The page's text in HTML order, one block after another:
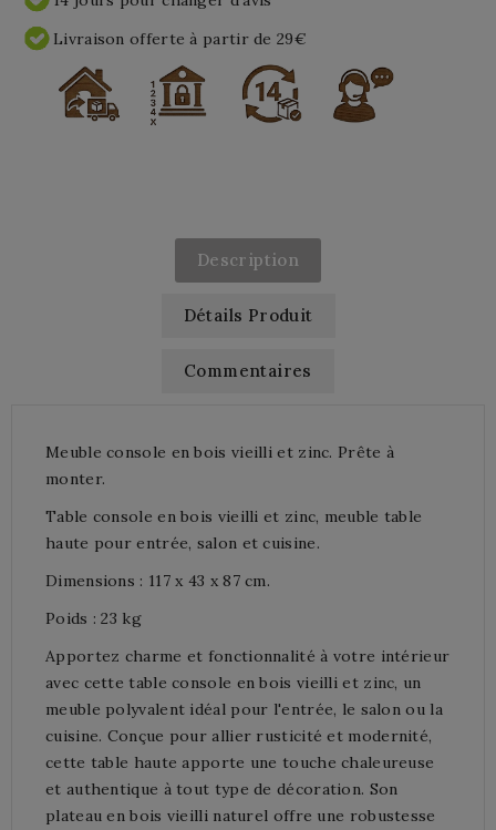
Livraison offerte à partir de 29€
Description
Détails Produit
Commentaires
Meuble console en bois vieilli et zinc. Prête à
monter.
Table console en bois vieilli et zinc, meuble table
haute pour entrée, salon et cuisine.
Dimensions : 117 x 43 x 87 cm.
Poids : 23 kg
Apportez charme et fonctionnalité à votre intérieur
avec cette table console en bois vieilli et zinc, un
meuble polyvalent idéal pour l'entrée, le salon ou la
cuisine. Conçue pour allier rusticité et modernité,
cette table haute apporte une touche chaleureuse
et authentique à tout type de décoration. Son
plateau en bois vieilli naturel offre une robustesse